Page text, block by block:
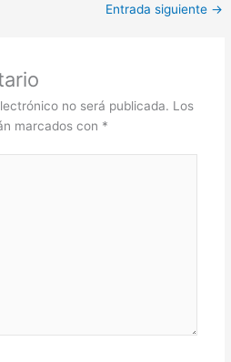
Entrada siguiente →
no será publicada. Los
marcados con *